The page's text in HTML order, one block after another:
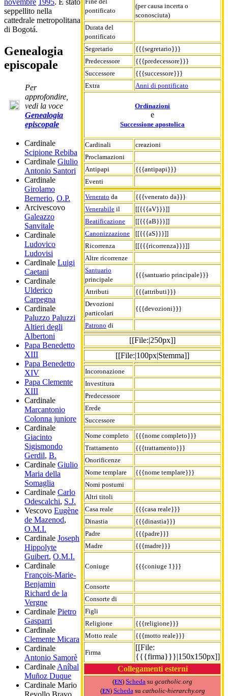
pontificato
(per causa incerta o
sconosciuta)
Durata del
pontificato
Segretario
{{{segretario}}}
Predecessore
{{{predecessore}}}
Successore
{{{successore}}}
Extra
Anni di pontificato
Ordinazioni
e
Successione apostolica
Cardinali
creazioni
Proclamazioni
Antipapi
{{{antipapi}}}
Eventi
Venerato da
{{{venerato da}}}
Venerabile il
[[{{{aV}}}]]
Beatificazione
[[{{{aB}}}]]
Canonizzazione
[[{{{aS}}}]]
Ricorrenza
[[{{{ricorrenza}}}]]
Altre ricorrenze
Santuario
principale
{{{santuario principale}}}
Attributi
{{{attributi}}}
Devozioni
particolari
{{{devozioni}}}
Patrono di
[[File:|250px]]
[[File:|100px|Stemma]]
Incoronazione
Investitura
Predecessore
Erede
Successore
Nome completo
{{{nome completo}}}
Trattamento
{{{trattamento}}}
Onorificenze
Nome templare
{{{nome templare}}}
Nomi postumi
Altri titoli
Casa reale
{{{casa reale}}}
Dinastia
{{{dinastia}}}
Padre
{{{padre}}}
Madre
{{{madre}}}
Coniuge {{{coniuge 1}}}
Consorte
Consorte di
Figli
Religione
{{{religione}}}
Motto reale
{{{motto reale}}}
Firma
[[File:
{{{firma}}}|150x150px]]
Collegamenti esterni
(EN) Scheda su gcatholic.org
(EN) Scheda su catholic-hierarchy.org
seppellito nella
cattedrale metropolitana
di Bogotá.
Genealogia
episcopale
Per
approfondire,
vedi la voce
Genealogia
episcopale
Cardinale
Scipione Rebiba
Cardinale Giulio
Antonio Santori
Cardinale
Girolamo
Bernerio, O.P.
Arcivescovo
Galeazzo
Sanvitale
Cardinale
Ludovico
Ludovisi
Cardinale Luigi
Caetani
Cardinale
Ulderico
Carpegna
Cardinale
Paluzzo Paluzzi
Altieri degli
Albertoni
Papa Benedetto
XIII
Papa Benedetto
XIV
Papa Clemente
XIII
Cardinale
Marcantonio
Colonna juniore
Cardinale
Giacinto
Sigismondo
Gerdil, B.
Cardinale Giulio
Maria della
Somaglia
Cardinale Carlo
Odescalchi, S.J.
Vescovo Eugène
de Mazenod,
O.M.I.
Cardinale Joseph
Hippolyte
Guibert, O.M.I.
Cardinale
François-Marie-
Benjamin
Richard de la
Vergne
Cardinale Pietro
Gasparri
Cardinale
Clemente Micara
Cardinale
Antonio Samorè
CardinaleAníbal
Muñoz Duque
Cardinale Mario